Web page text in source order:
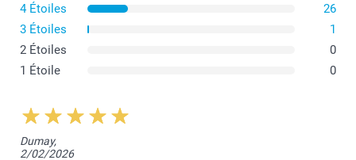
4 Étoiles
26
3 Étoiles
1
2 Étoiles
0
1 Étoile
0
Dumay,
2/02/2026